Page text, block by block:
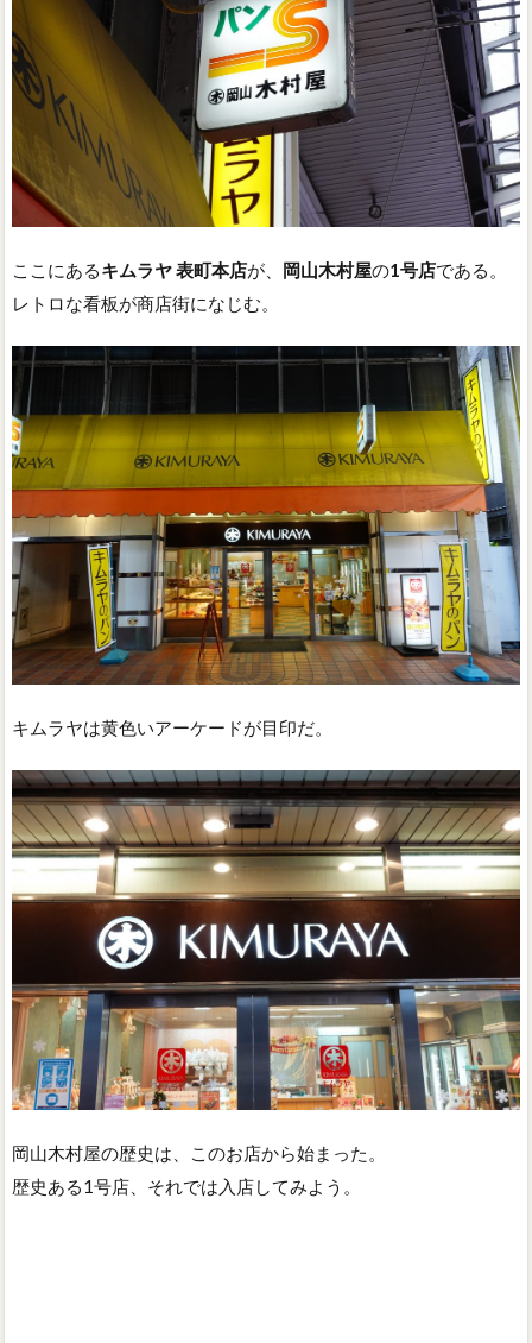
ここにあるキムラヤ 表町本店が、 岡山木村屋の1号店である。
レトロな看板が商店街になじむ。
キムラヤは黄色いアーケードが目印だ。
岡山木村屋の歴史は、このお店から始まった。
歴史ある1号店、それでは入店してみよう。